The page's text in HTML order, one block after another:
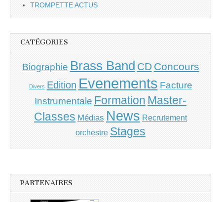
TROMPETTE ACTUS
CATÉGORIES
Biographie Brass Band CD Concours
Divers Edition Evenements Facture
Instrumentale Formation Master-
Classes Médias News Recrutement
orchestre Stages
PARTENAIRES